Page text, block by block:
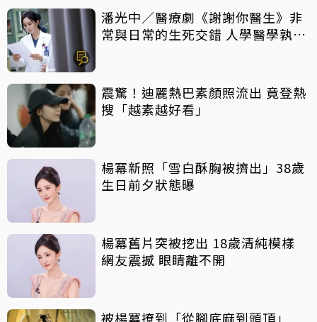
潘光中／醫療劇《謝謝你醫生》非
常與日常的生死交錯 人學醫學孰輕
震驚！迪麗熱巴素顏照流出 竟登熱
搜「越素越好看」
楊冪新照「雪白酥胸被擠出」38歲
生日前夕狀態曝
楊冪舊片突被挖出 18歲清純模樣
網友震撼 眼睛離不開
被楊冪撩到「從腳底麻到頭頂」